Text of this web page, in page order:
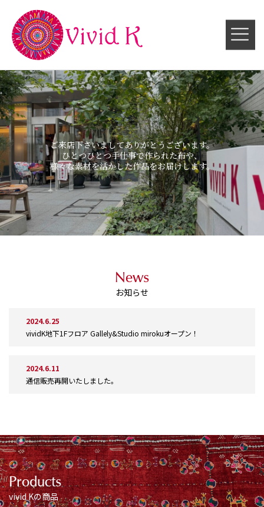
ご来店下さいましてありがとうございます。
ひとつひとつ手仕事で作られた布や、
様々な素材を活かした作品をお届けします。
News
お知らせ
2024.6.25
vividK地下1Fフロア Gallely&Studio mirokuオープン！
2024.6.11
通信販売再開いたしました。
Products
vivid Kの商品